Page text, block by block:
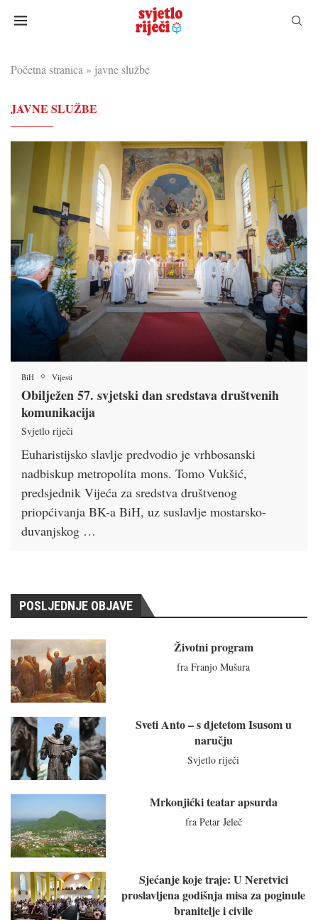
Početna stranica » javne službe
JAVNE SLUŽBE
BiH Vijesti
Obilježen 57. svjetski dan sredstava društvenih
komunikacija
Svjetlo riječi
Euharistijsko slavlje predvodio je vrhbosanski
nadbiskup metropolita mons. Tomo Vukšić,
predsjednik Vijeća za sredstva društvenog
priopćivanja BK-a BiH, uz suslavlje mostarsko-
duvanjskog …
POSLJEDNJE OBJAVE
Životni program
fra Franjo Mušura
Sveti Anto – s djetetom Isusom u
naručju
Svjetlo riječi
Mrkonjićki teatar apsurda
fra Petar Jeleč
Sjećanje koje traje: U Neretvici
proslavljena godišnja misa za poginule
branitelje i civile